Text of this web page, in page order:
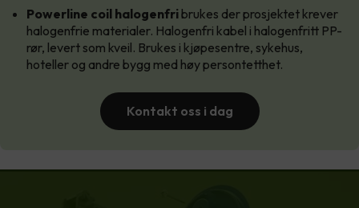
Powerline coil halogenfribrukes der prosjektet krever
halogenfrie materialer. Halogenfri kabel i halogenfritt PP-
rør, levert som kveil. Brukes i kjøpesentre, sykehus,
hoteller og andre bygg med høy persontetthet.
Kontakt oss i dag